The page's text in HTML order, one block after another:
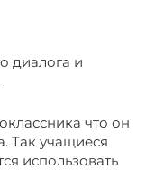
диалога и
что он
Так учащиеся
использовать